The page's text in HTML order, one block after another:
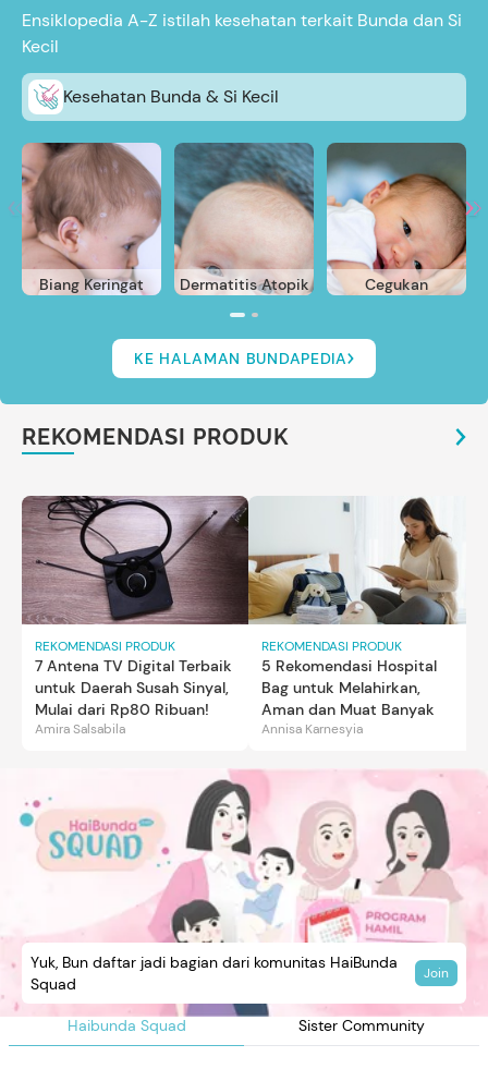
Ensiklopedia A-Z istilah kesehatan terkait Bunda dan Si
Kecil
Kesehatan Bunda & Si Kecil
Biang Keringat Dermatitis Atopik Cegukan
KE HALAMAN BUNDAPEDIA
REKOMENDASI PRODUK
REKOMENDASI PRODUK
7 Antena TV Digital Terbaik
untuk Daerah Susah Sinyal,
Mulai dari Rp80 Ribuan!
Amira Salsabila
REKOMENDASI PRODUK
5 Rekomendasi Hospital
Bag untuk Melahirkan,
Aman dan Muat Banyak
Annisa Karnesyia
Haibunda Squad Sister Community
Yuk, Bun daftar jadi bagian dari komunitas HaiBunda
Squad
Join